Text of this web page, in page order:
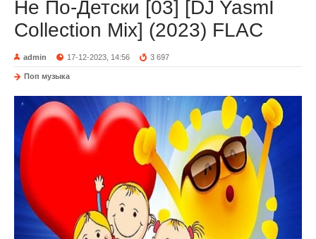
Не По-Детски [03] [DJ YasmI
Collection Mix] (2023) FLAC
admin 17-12-2023, 14:56 3 697
Поп музыка